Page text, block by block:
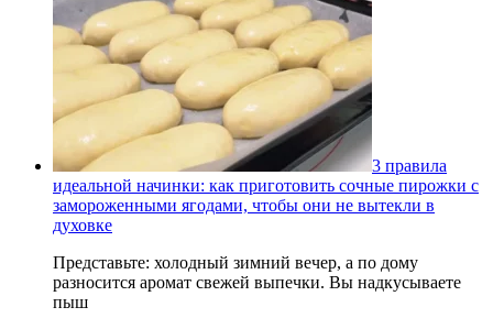
3 правила
идеальной начинки: как приготовить сочные пирожки с
замороженными ягодами, чтобы они не вытекли в
духовке
Представьте: холодный зимний вечер, а по дому
разносится аромат свежей выпечки. Вы надкусываете
пыш